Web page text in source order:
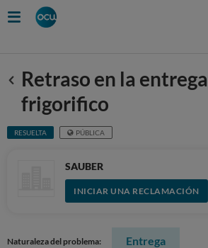
Anterior
Retraso en la
frigorifico
RESUELTA PÚBLICA
SAUBER
INICIAR UNA RECLAMACIÓN
Naturaleza del problema: Entrega